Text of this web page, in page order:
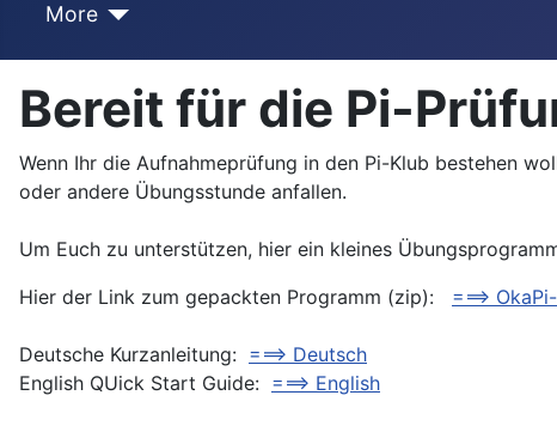
More
Bereit für die Pi-
Wenn Ihr die Aufnahmeprüfung in den Pi-Klub bestehen
oder andere Übungsstunde anfallen.
Um Euch zu unterstützen, hier ein kleines
Hier der Link zum gepackten Programm (zip): ===>
Deutsche Kurzanleitung: ===> Deutsch
English QUick Start Guide: ===> English